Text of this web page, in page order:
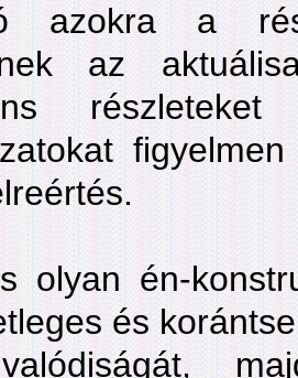
azokra a
az
olyan én-
és